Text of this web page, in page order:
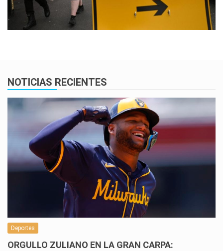
NOTICIAS RECIENTES
Deportes
ORGULLO ZULIANO EN LA GRAN CARPA: